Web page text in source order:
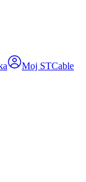
Moj STCable